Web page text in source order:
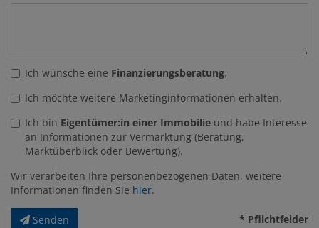
Ich wünsche eine Finanzierungsberatung.
Ich möchte weitere Marketinginformationen erhalten.
Ich bin Eigentümer:in einer Immobilie und habe Interesse
an Informationen zur Vermarktung (Beratung,
Marktüberblick oder Bewertung).
Wir verarbeiten Ihre personenbezogenen Daten, weitere
Informationen finden Sie hier.
Senden * Pflichtfelder